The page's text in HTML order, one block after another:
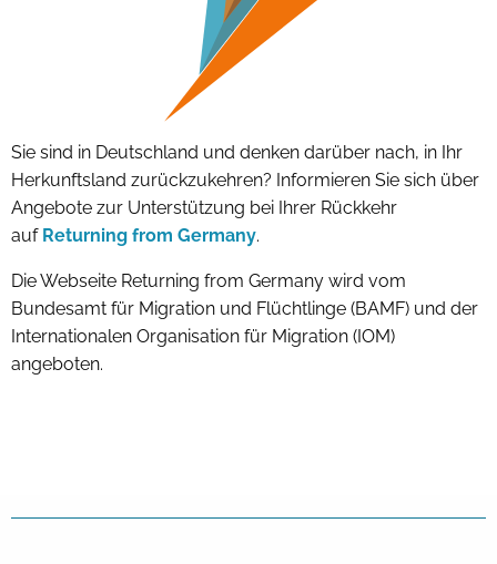
Sie sind in Deutschland und denken darüber nach, in Ihr
Herkunftsland zurückzukehren? Informieren Sie sich über
Angebote zur Unterstützung bei Ihrer Rückkehr
auf Returning from Germany.
Die Webseite Returning from Germany wird vom
Bundesamt für Migration und Flüchtlinge (BAMF) und der
Internationalen Organisation für Migration (IOM)
angeboten.